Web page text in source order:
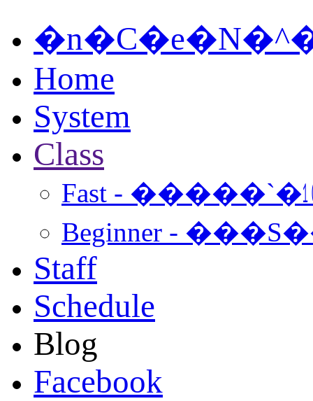
Home
System
Class
Fast - �����`�
Beginner -
Staff
Schedule
Blog
Facebook